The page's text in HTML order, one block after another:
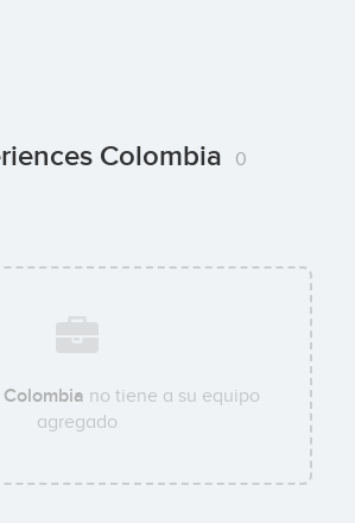
Colombia 0
no tiene a su equipo
agregado